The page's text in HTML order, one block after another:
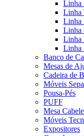
Linha
Linha
Linha
Linha
Linha
Linha
Banco de
Mesas de
Cadeira de
Móveis
Pousa-Pés
PUFF
Mesa
Móveis
Expositores